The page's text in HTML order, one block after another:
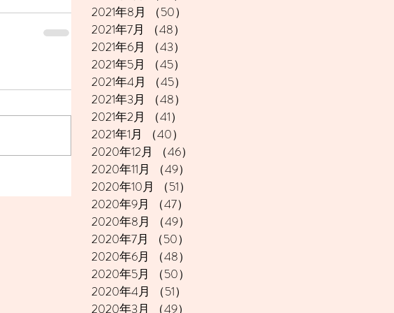
2021年8月
（50）
2021年7月
（48）
2021年6月
（43）
2021年5月
（45）
2021年4月
（45）
2021年3月
（48）
2021年2月
（41）
2021年1月
（40）
2020年12月
（46）
2020年11月
（49）
2020年10月
（51）
2020年9月
（47）
2020年8月
（49）
2020年7月
（50）
2020年6月
（48）
2020年5月
（50）
2020年4月
（51）
2020年3月
（49）